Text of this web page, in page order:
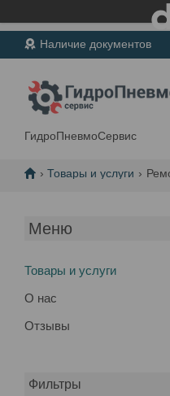
Наличие документов
ГидроПневмоСервис
Товары и услуги
Товары и услуги
О нас
Отзывы
Фильтры